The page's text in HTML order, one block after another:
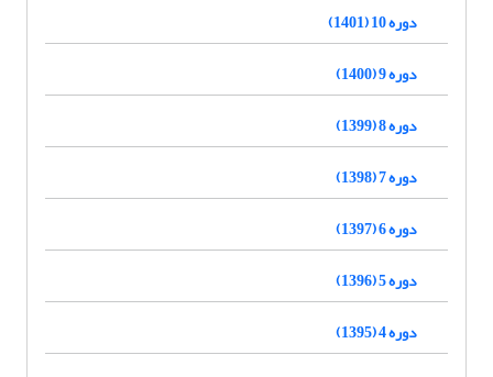
دوره 10 (1401)
دوره 9 (1400)
دوره 8 (1399)
دوره 7 (1398)
دوره 6 (1397)
دوره 5 (1396)
دوره 4 (1395)